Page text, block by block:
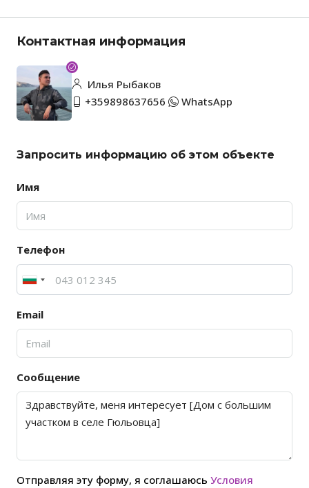
Контактная информация
Илья Рыбаков
+359898637656
WhatsApp
Запросить информацию об этом объекте
Имя
Телефон
Email
Сообщение
Отправляя эту форму, я соглашаюсь Условия